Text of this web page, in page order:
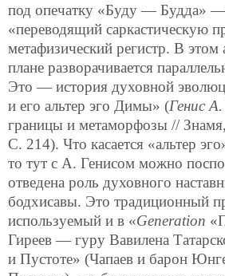
под опечатку «Буду — Будда»
«переводящий саркастическую
метафизический регистр. В этом
плане разворачивается
Это — история духовной
и его альтер эго Димы» (Генис А.
границы и метаморфозы //
С. 214). Что касается «альтер
то тут с А. Генисом можно
отведена роль духовного
бодхисавы. Это традиционный
используемый и в «Generation
Гиреев — гуру Вавилена
и Пустоте» (Чапаев и барон